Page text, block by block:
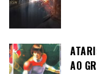
AO